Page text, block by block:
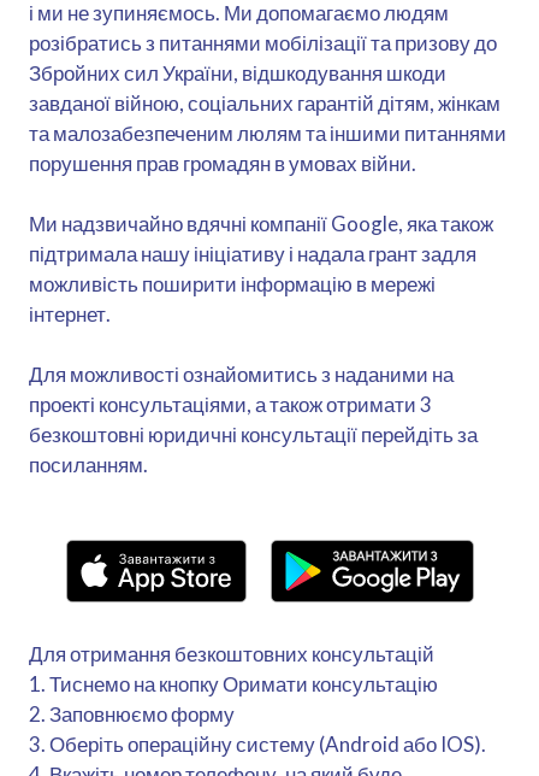
і ми не зупиняємось. Ми допомагаємо людям
розібратись з питаннями мобілізації та призову до
Збройних сил України, відшкодування шкоди
завданої війною, соціальних гарантій дітям, жінкам
та малозабезпеченим люлям та іншими питаннями
порушення прав громадян в умовах війни.
Ми надзвичайно вдячні компанії Google, яка також
підтримала нашу ініціативу і надала грант задля
можливість поширити інформацію в мережі
інтернет.
Для можливості ознайомитись з наданими на
проекті консультаціями, а також отримати 3
безкоштовні юридичні консультації перейдіть за
посиланням.
Для отримання безкоштовних консультацій
1. Тиснемо на кнопку Оримати консультацію
2. Заповнюємо форму
3. Оберіть операційну систему (Android або IOS).